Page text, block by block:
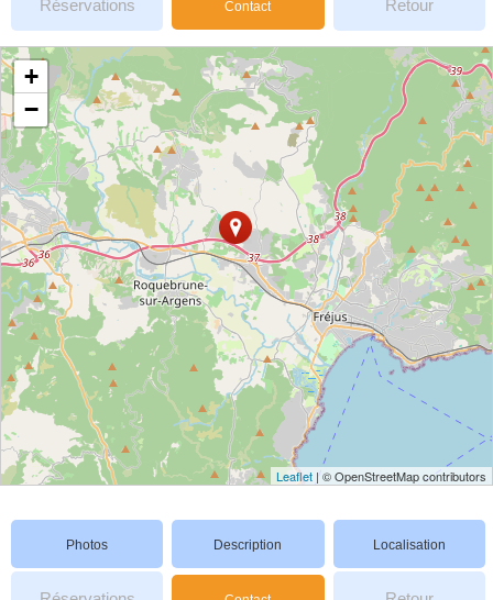
Réservations Contact Retour
+
−
Leaflet | © OpenStreetMap contributors
Photos Description Localisation